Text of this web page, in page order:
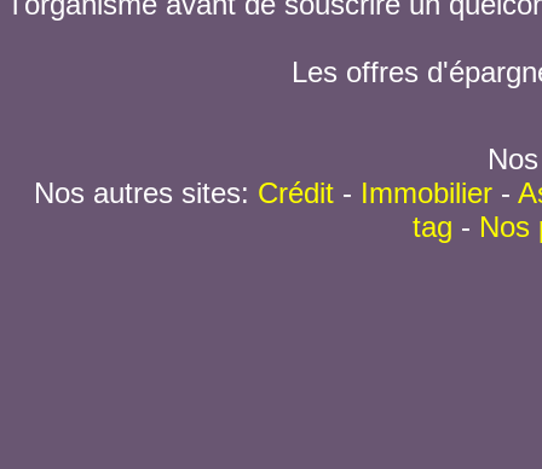
Les offres
Nos autres sites: Crédit- Immobilier-
tag - Nos